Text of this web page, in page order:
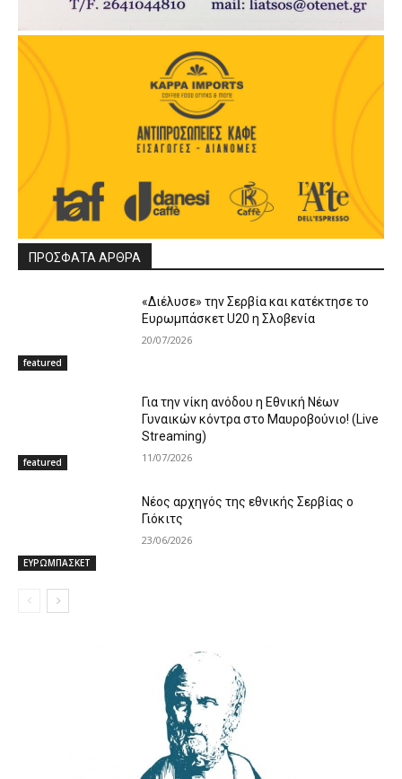
ΠΡΟΣΦΑΤΑ ΑΡΘΡΑ
featured
«Διέλυσε» την Σερβία και κατέκτησε το
Ευρωμπάσκετ U20 η Σλοβενία
20/07/2026
featured
Για την νίκη ανόδου η Εθνική Νέων
Γυναικών κόντρα στο Μαυροβούνιο! (Live
Streaming)
11/07/2026
ΕΥΡΩΜΠΑΣΚΕΤ
Νέος αρχηγός της εθνικής Σερβίας ο
Γιόκιτς
23/06/2026